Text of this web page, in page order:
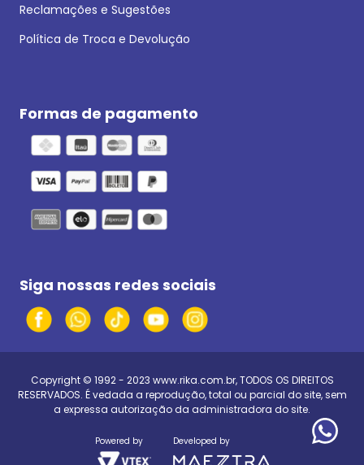
Reclamações e Sugestões
Política de Troca e Devolução
Formas de pagamento
Siga nossas redes sociais
Copyright © 1992 - 2023 www.rika.com.br, TODOS OS DIREITOS
RESERVADOS. É vedada a reprodução, total ou parcial do site, sem
a expressa autorização da administradora do site.
Powered by Developed by